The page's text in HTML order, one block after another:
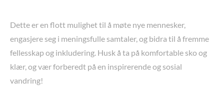
Dette er en flott mulighet til å møte nye mennesker,
engasjere seg i meningsfulle samtaler, og bidra til å fremme
fellesskap og inkludering. Husk å ta på komfortable sko og
klær, og vær forberedt på en inspirerende og sosial
vandring!